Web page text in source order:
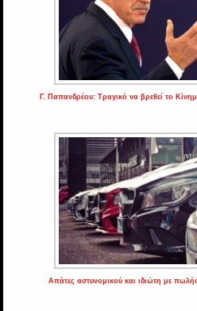
Γ. Παπανδρέου: Τραγικό να βρεθεί το
Απάτες αστυνομικού και ιδιώτη με